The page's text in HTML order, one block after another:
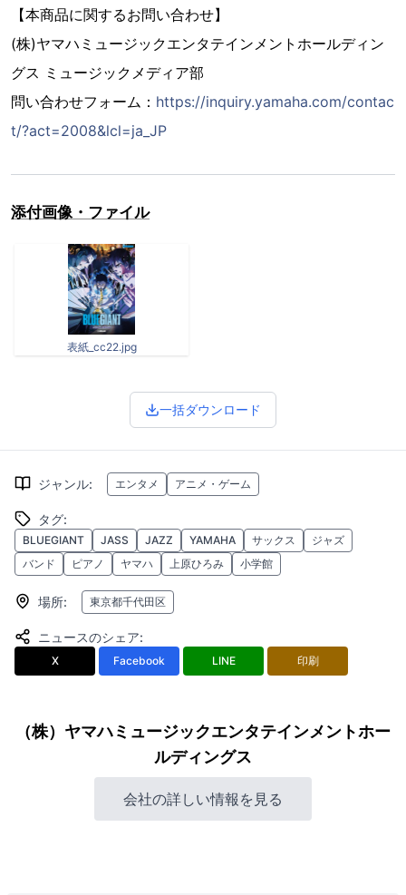
【本商品に関するお問い合わせ】
(株)ヤマハミュージックエンタテインメントホールディン
グス ミュージックメディア部
問い合わせフォーム： https://inquiry.yamaha.com/contac
t/?act=2008&lcl=ja_JP
添付画像・ファイル
表紙_cc22.jpg
一括ダウンロード
ジャンル: エンタメ アニメ・ゲーム
タグ:
BLUEGIANT JASS JAZZ YAMAHA サックス
ジャズ
バンド
ピアノ ヤマハ 上原ひろみ 小学館
場所: 東京都千代田区
ニュースのシェア:
X Facebook LINE 印刷
（株）ヤマハミュージックエンタテインメントホー
ルディングス
会社の詳しい情報を見る